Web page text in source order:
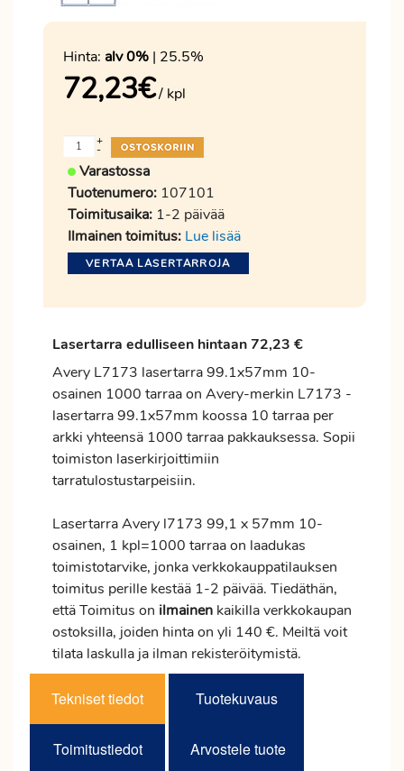
Hinta: alv 0% | 25.5%
72,23€/ kpl
-
+
Varastossa
Tuotenumero: 107101
Toimitusaika: 1-2 päivää
Ilmainen toimitus: Lue lisää
VERTAA LASERTARROJA
Lasertarra edulliseen hintaan 72,23 €
Avery L7173 lasertarra 99.1x57mm 10-
osainen 1000 tarraa on Avery-merkin L7173 -
lasertarra 99.1x57mm koossa 10 tarraa per
arkki yhteensä 1000 tarraa pakkauksessa. Sopii
toimiston laserkirjoittimiin
tarratulostustarpeisiin.
Lasertarra Avery l7173 99,1 x 57mm 10-
osainen, 1 kpl=1000 tarraa on laadukas
toimistotarvike, jonka verkkokauppatilauksen
toimitus perille kestää 1-2 päivää. Tiedäthän,
että Toimitus on ilmainen kaikilla verkkokaupan
ostoksilla, joiden hinta on yli 140 €. Meiltä voit
tilata laskulla ja ilman rekisteröitymistä.
Tekniset tiedot Tuotekuvaus
Toimitustiedot Arvostele tuote